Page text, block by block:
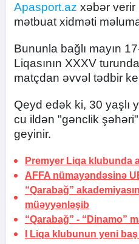
Apasport.az xəbər verir
mətbuat xidməti
Bununla bağlı mayın
Liqasının XXXV
matçdan əvvəl tədbir
Qeyd edək ki, 30 yaşlı
cu ildən "gənclik
geyinir.
Premyer Liqa klubunda
AFFA nümayəndəsinə
“Qarabağ”
müəyyənləşib
“Qarabağ” - “Dinamo”
I Liqa klubunun yeni